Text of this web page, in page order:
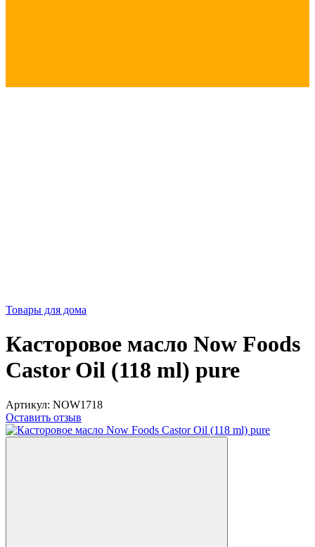
Товары для дома
Касторовое масло Now Foods
Castor Oil (118 ml) pure
Артикул: NOW1718
Оставить отзыв